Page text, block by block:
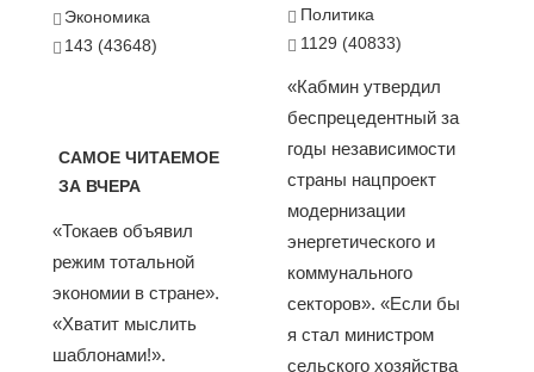
Экономика
143 (43648)
САМОЕ ЧИТАЕМОЕ
ЗА ВЧЕРА
«Токаев объявил
режим тотальной
экономии в стране».
«Хватит мыслить
шаблонами!».
Политика
1129 (40833)
«Кабмин утвердил
беспрецедентный за
годы независимости
страны нацпроект
модернизации
энергетического и
коммунального
секторов». «Если бы
я стал министром
сельского хозяйства